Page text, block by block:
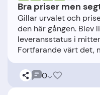
Bra priser men
Gillar urvalet och
den här gången. Blev
leveransstatus i
0